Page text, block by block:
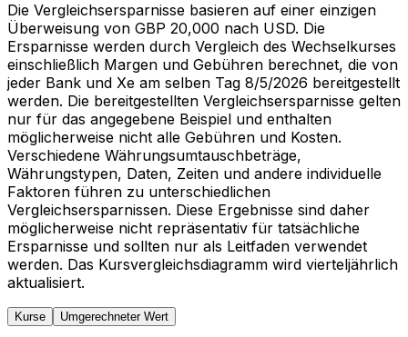
Die Vergleichsersparnisse basieren auf einer einzigen
Überweisung von GBP 20,000 nach USD. Die
Ersparnisse werden durch Vergleich des Wechselkurses
einschließlich Margen und Gebühren berechnet, die von
jeder Bank und Xe am selben Tag 8/5/2026 bereitgestellt
werden. Die bereitgestellten Vergleichsersparnisse gelten
nur für das angegebene Beispiel und enthalten
möglicherweise nicht alle Gebühren und Kosten.
Verschiedene Währungsumtauschbeträge,
Währungstypen, Daten, Zeiten und andere individuelle
Faktoren führen zu unterschiedlichen
Vergleichsersparnissen. Diese Ergebnisse sind daher
möglicherweise nicht repräsentativ für tatsächliche
Ersparnisse und sollten nur als Leitfaden verwendet
werden. Das Kursvergleichsdiagramm wird vierteljährlich
aktualisiert.
Kurse Umgerechneter Wert